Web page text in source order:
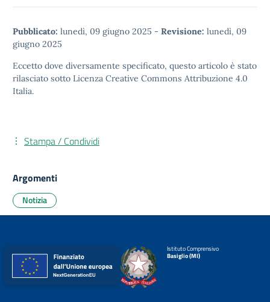
Pubblicato: lunedì, 09 giugno 2025 - Revisione: lunedì, 09
giugno 2025
Eccetto dove diversamente specificato, questo articolo è stato
rilasciato sotto Licenza Creative Commons Attribuzione 4.0
Italia.
Stampa / Condividi
Argomenti
Notizia
Istituto Comprensivo
Basiglio (MI)